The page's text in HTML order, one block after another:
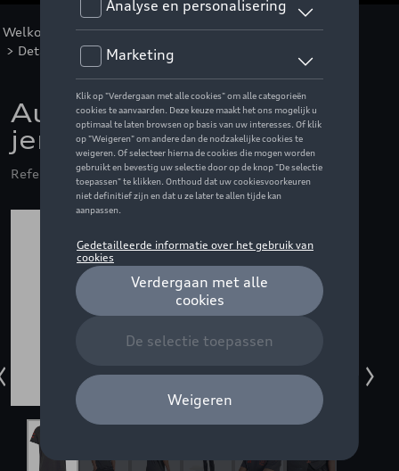
Welkom Voor u >F1 Collectie >Kleding >Mannen
> Detail
Audi F1 Mechanics
jersey, grijs - 3XL
Referentie: ZZQ3132603107